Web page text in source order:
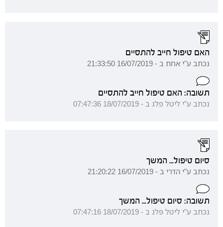
האם טיפול חייב להתסיים
נכתב ע"י אחת ב - 16/07/2019 21:33:50
תשובה: האם טיפול חייב להתסיים
נכתב ע"י ליטל פלג ב - 18/07/2019 07:47:36
סיום טיפול... המשך
נכתב ע"י הדרי ב - 16/07/2019 21:20:22
תשובה: סיום טיפול... המשך
נכתב ע"י ליטל פלג ב - 18/07/2019 07:47:16